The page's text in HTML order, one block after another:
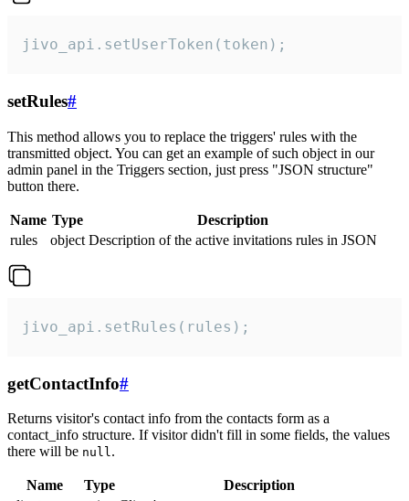
jivo_api.setUserToken(token);
setRules#
This method allows you to replace the triggers' rules with the
transmitted object. You can get an example of such object in our
admin panel in the Triggers section, just press "JSON structure"
button there.
Name Type
Description
rules
object Description of the active invitations rules in JSON
jivo_api.setRules(rules);
getContactInfo#
Returns visitor's contact info from the contacts form as a
contact_info structure. If visitor didn't fill in some fields, the values
there will be null.
Name Type
Description